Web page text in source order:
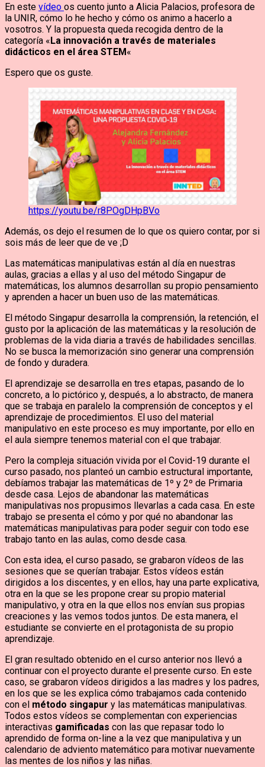
En este vídeo os cuento junto a Alicia Palacios, profesora de
la UNIR, cómo lo he hecho y cómo os animo a hacerlo a
vosotros. Y la propuesta queda recogida dentro de la
categoría «La innovación a través de materiales
didácticos en el área STEM«
Espero que os guste.
https://youtu.be/r8POgDHpBVo
Además, os dejo el resumen de lo que os quiero contar, por si
sois más de leer que de ve ;D
Las matemáticas manipulativas están al día en nuestras
aulas, gracias a ellas y al uso del método Singapur de
matemáticas, los alumnos desarrollan su propio pensamiento
y aprenden a hacer un buen uso de las matemáticas.
El método Singapur desarrolla la comprensión, la retención, el
gusto por la aplicación de las matemáticas y la resolución de
problemas de la vida diaria a través de habilidades sencillas.
No se busca la memorización sino generar una comprensión
de fondo y duradera.
El aprendizaje se desarrolla en tres etapas, pasando de lo
concreto, a lo pictórico y, después, a lo abstracto, de manera
que se trabaja en paralelo la comprensión de conceptos y el
aprendizaje de procedimientos. El uso del material
manipulativo en este proceso es muy importante, por ello en
el aula siempre tenemos material con el que trabajar.
Pero la compleja situación vivida por el Covid-19 durante el
curso pasado, nos planteó un cambio estructural importante,
debíamos trabajar las matemáticas de 1º y 2º de Primaria
desde casa. Lejos de abandonar las matemáticas
manipulativas nos propusimos llevarlas a cada casa. En este
trabajo se presenta el cómo y por qué no abandonar las
matemáticas manipulativas para poder seguir con todo ese
trabajo tanto en las aulas, como desde casa.
Con esta idea, el curso pasado, se grabaron vídeos de las
sesiones que se querían trabajar. Estos vídeos están
dirigidos a los discentes, y en ellos, hay una parte explicativa,
otra en la que se les propone crear su propio material
manipulativo, y otra en la que ellos nos envían sus propias
creaciones y las vemos todos juntos. De esta manera, el
estudiante se convierte en el protagonista de su propio
aprendizaje.
El gran resultado obtenido en el curso anterior nos llevó a
continuar con el proyecto durante el presente curso. En este
caso, se grabaron vídeos dirigidos a las madres y los padres,
en los que se les explica cómo trabajamos cada contenido
con el método singapur y las matemáticas manipulativas.
Todos estos vídeos se complementan con experiencias
interactivas gamificadas con las que repasar todo lo
aprendido de forma on-line a la vez que manipulativa y un
calendario de adviento matemático para motivar nuevamente
las mentes de los niños y las niñas.